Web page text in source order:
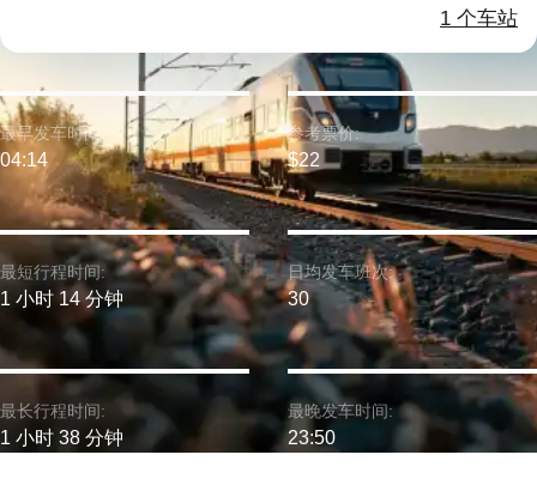
1 个车站
最短行程时间:
1 小时 14 分钟
最早发车时间:
04:14
最长行程时间:
1 小时 38 分钟
参考票价:
$22
日均发车班次:
30
最晚发车时间:
23:50